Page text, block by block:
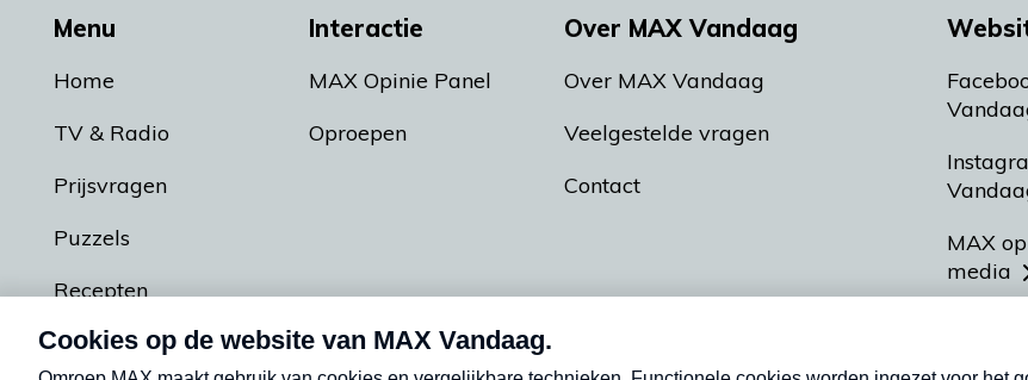
Menu
Home
TV & Radio
Prijsvragen
Puzzels
Recepten
Podcasts
Interactie
MAX Opinie Panel
Oproepen
Over MAX Vandaag
Over MAX Vandaag
Veelgestelde vragen
Contact
MAX
media